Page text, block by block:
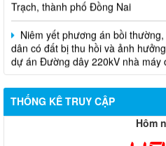
Niêm yết phương án bồi
dân có đất bị thu hồi và ảnh
dự án Đường dây 220kV nhà máy
áp kV Long Thành
Biên bản về việc niêm yết
định cư của các hộ dân có đất bị
đường 25B cũ đoạn từ Trung tâm
51, huyện Long Thành và huyện
THỐNG KÊ TRUY CẬP
Hôm